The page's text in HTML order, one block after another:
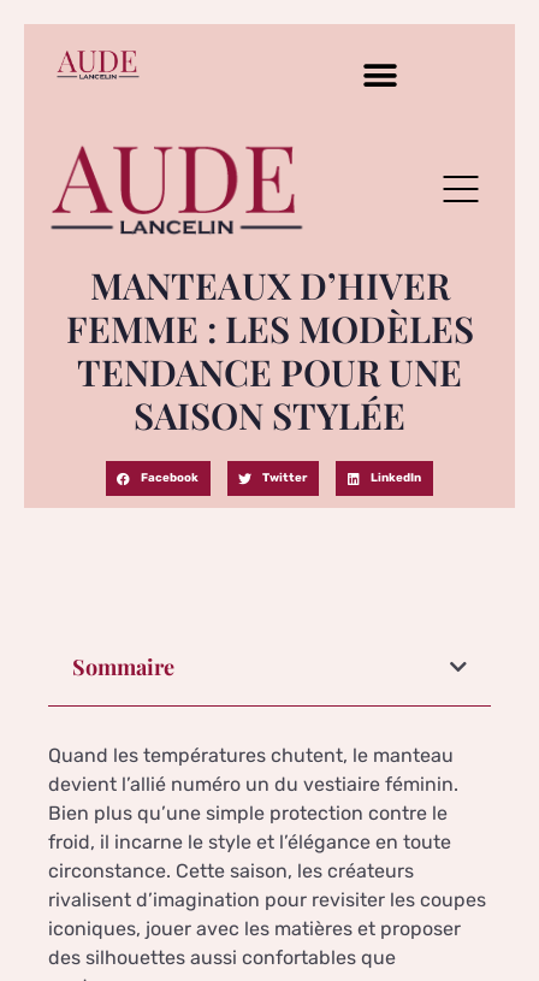
MANTEAUX D’HIVER
FEMME : LES MODÈLES
TENDANCE POUR UNE
SAISON STYLÉE
Facebook Twitter LinkedIn
Sommaire
Quand les températures chutent, le manteau
devient l’allié numéro un du vestiaire féminin.
Bien plus qu’une simple protection contre le
froid, il incarne le style et l’élégance en toute
circonstance. Cette saison, les créateurs
rivalisent d’imagination pour revisiter les coupes
iconiques, jouer avec les matières et proposer
des silhouettes aussi confortables que